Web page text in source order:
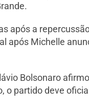
após a
após Michelle
Bolsonaro
o partido deve